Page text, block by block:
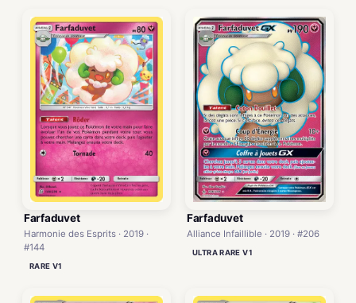
Farfaduvet
Harmonie des Esprits · 2019 ·
#144
RARE V1
Farfaduvet
Alliance Infaillible · 2019 · #206
ULTRA RARE V1